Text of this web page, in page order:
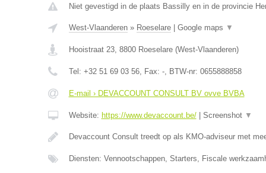
Niet gevestigd in de plaats Bassilly en in de provincie
West-Vlaanderen» Roeselare| Google maps ▼
Hooistraat 23, 8800 Roeselare(West-Vlaanderen)
Tel: +32 51 69 03 56, Fax: -, BTW-nr: 0655888858
E-mail › DEVACCOUNT CONSULT BV ovve BVBA
Website: https://www.devaccount.be/| Screenshot ▼
Devaccount Consult treedt op als KMO-adviseur met
Diensten: Vennootschappen, Starters, Fiscale